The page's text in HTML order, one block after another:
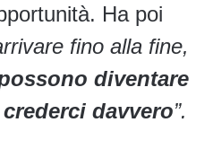
Ha poi
fino alla fine,
diventare
davvero”.